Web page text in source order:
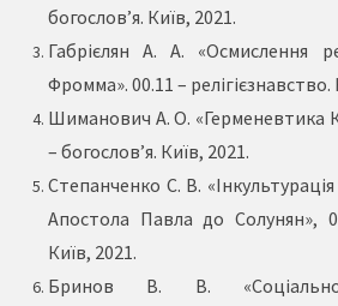
богослов’я. Київ, 2021.
Габрієлян А. А. «Осмислення
Фромма». 00.11 – релігієзнавство.
Шиманович А. О. «Герменевтика
– богослов’я. Київ, 2021.
Степанченко С. В.
Апостола Павла до Солунян»,
Київ, 2021.
Бринов В. В. «Соціально-